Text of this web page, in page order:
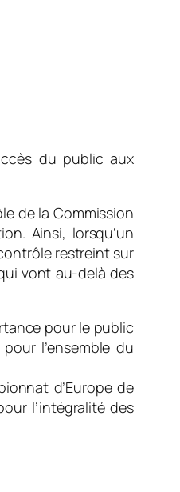
du public aux
de la Commission
Ainsi, lorsqu’un
restreint sur
vont au-delà des
pour le public
l’ensemble du
d’Europe de
l’intégralité des